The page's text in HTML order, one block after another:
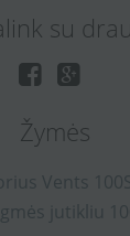
su
Žymės
Vents
jutikliu